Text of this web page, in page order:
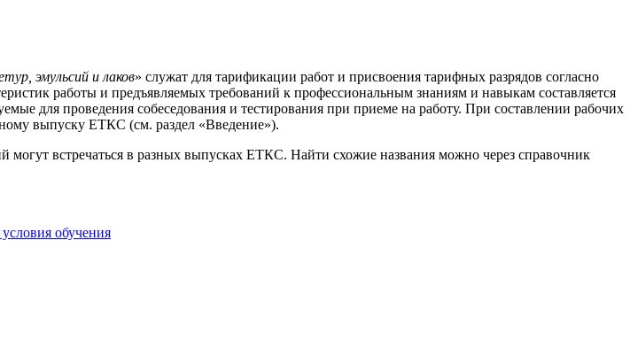
эмульсий и лаков» служат для тарификации работ и присвоения тарифных разрядов согласно
работы и предъявляемых требований к профессиональным знаниям и навыкам составляется
для проведения собеседования и тестирования при приеме на работу. При составлении рабочих
выпуску ЕТКС (см. раздел «Введение»).
встречаться в разных выпусках ЕТКС. Найти схожие названия можно через справочник
условия обучения